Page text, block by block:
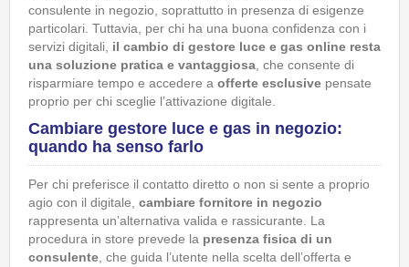
consulente in negozio, soprattutto in presenza di esigenze
particolari. Tuttavia, per chi ha una buona confidenza con i
servizi digitali, il cambio di gestore luce e gas online resta
una soluzione pratica e vantaggiosa , che consente di
risparmiare tempo e accedere a offerte esclusive pensate
proprio per chi sceglie l’attivazione digitale.
Cambiare gestore luce e gas in negozio:
quando ha senso farlo
Per chi preferisce il contatto diretto o non si sente a proprio
agio con il digitale, cambiare fornitore in negozio
rappresenta un’alternativa valida e rassicurante. La
procedura in store prevede la presenza fisica di un
consulente , che guida l’utente nella scelta dell’offerta e